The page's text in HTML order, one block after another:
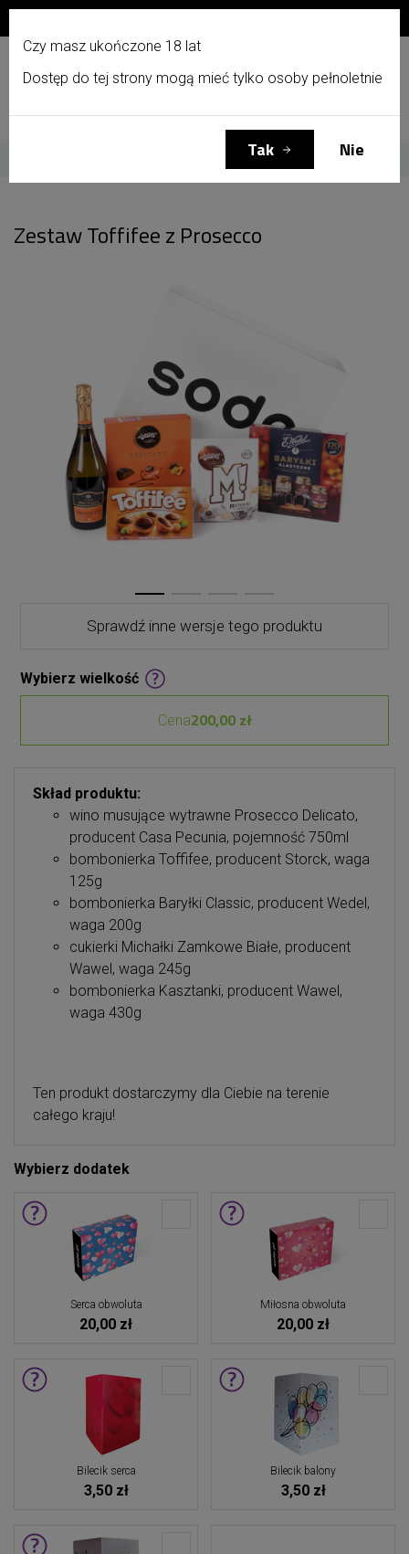
Menu Zaloguj się Koszyk (0)
Zestaw Toffifee z Prosecco
Sprawdź inne wersje tego produktu
Wybierz wielkość
Cena200,00 zł
Skład produktu:
wino musujące wytrawne Prosecco Delicato,
producent Casa Pecunia, pojemność 750ml
bombonierka Toffifee, producent Storck, waga
125g
bombonierka Baryłki Classic, producent Wedel,
waga 200g
cukierki Michałki Zamkowe Białe, producent
Wawel, waga 245g
bombonierka Kasztanki, producent Wawel,
waga 430g
Ten produkt dostarczymy dla Ciebie na terenie
całego kraju!
Wybierz dodatek
Serca obwoluta
20,00 zł
Miłosna obwoluta
20,00 zł
Bilecik serca
3,50 zł
Bilecik balony
3,50 zł
Czy masz ukończone 18 lat
Dostęp do tej strony mogą mieć tylko osoby pełnoletnie
Tak Nie